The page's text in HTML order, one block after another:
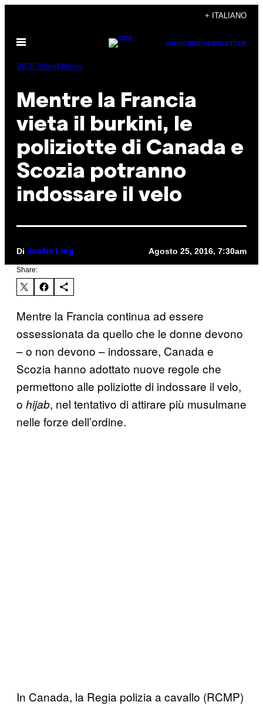
contenuto
+ ITALIANO
Apri
SUBSCRIBENEWSLETTER
VICE World News
Mentre la Francia
vieta il burkini, le
poliziotte di Canada e
Scozia potranno
indossare il velo
Di Justin Ling Agosto 25, 2016, 7:30am
Share:
Mentre la Francia continua ad essere
ossessionata da quello che le donne devono
– o non devono – indossare, Canada e
Scozia hanno adottato nuove regole che
permettono alle poliziotte di indossare il velo,
o hijab, nel tentativo di attirare più musulmane
nelle forze dell’ordine.
In Canada, la Regia polizia a cavallo (RCMP)